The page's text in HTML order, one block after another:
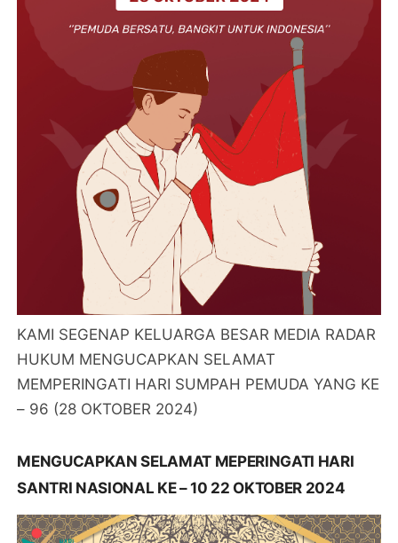
KAMI SEGENAP KELUARGA BESAR MEDIA RADAR
HUKUM MENGUCAPKAN SELAMAT
MEMPERINGATI HARI SUMPAH PEMUDA YANG KE
– 96 (28 OKTOBER 2024)
MENGUCAPKAN SELAMAT MEPERINGATI HARI
SANTRI NASIONAL KE – 10 22 OKTOBER 2024